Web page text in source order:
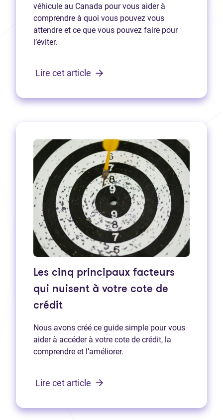
véhicule au Canada pour vous aider à
comprendre à quoi vous pouvez vous
attendre et ce que vous pouvez faire pour
l’éviter.
Lire cet article
Les cinq principaux facteurs
qui nuisent à votre cote de
crédit
Nous avons créé ce guide simple pour vous
aider à accéder à votre cote de crédit, la
comprendre et l’améliorer.
Lire cet article